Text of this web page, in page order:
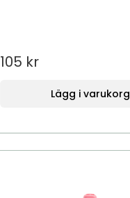
105 kr
Lägg i varukorg